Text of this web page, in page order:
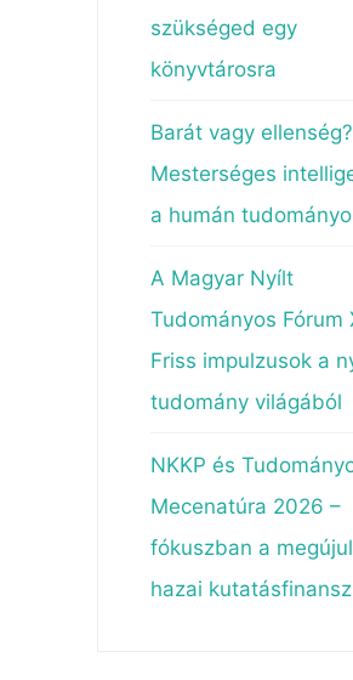
szükséged egy
könyvtárosra
Barát vagy
Mesterséges
a humán
A Magyar Nyílt
Tudományos Fórum
Friss impulzusok a
tudomány világából
NKKP és
Mecenatúra 2026 –
fókuszban a
hazai